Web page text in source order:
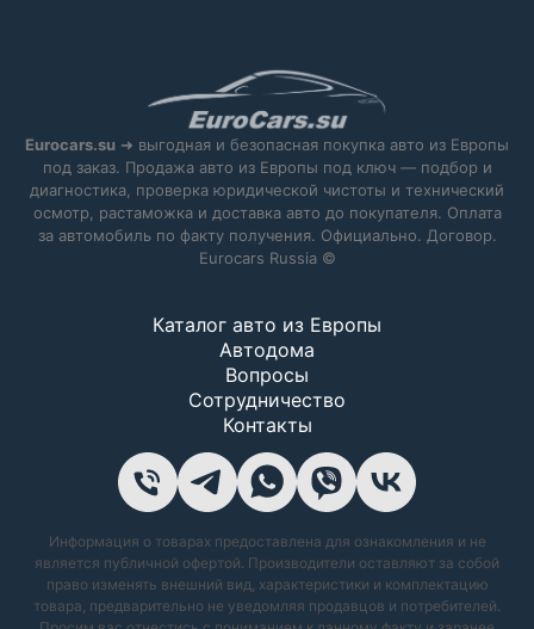
Eurocars.su ➜ выгодная и безопасная покупка авто из Европы
под заказ. Продажа авто из Европы под ключ — подбор и
диагностика, проверка юридической чистоты и технический
осмотр, растаможка и доставка авто до покупателя. Оплата
за автомобиль по факту получения. Официально. Договор.
Eurocars Russia ©
Каталог авто из Европы
Автодома
Вопросы
Сотрудничество
Контакты
Информация о товарах предоставлена для ознакомления и не
является публичной офертой. Производители оставляют за собой
право изменять внешний вид, характеристики и комплектацию
товара, предварительно не уведомляя продавцов и потребителей.